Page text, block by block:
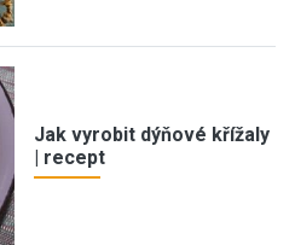
Jak vyrobit dýňové křížaly
| recept